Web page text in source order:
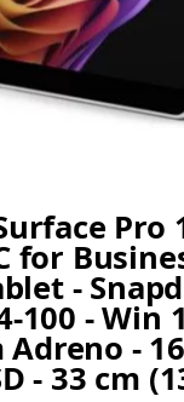
Pro
for
-
100 - Win
-
- 33 cm